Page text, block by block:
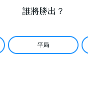
誰將勝出？
平局